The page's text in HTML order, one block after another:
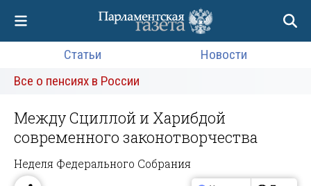
Статьи
Новости
Все о пенсиях в России
Между Сциллой и Харибдой
современного законотворчества
Неделя Федерального Собрания